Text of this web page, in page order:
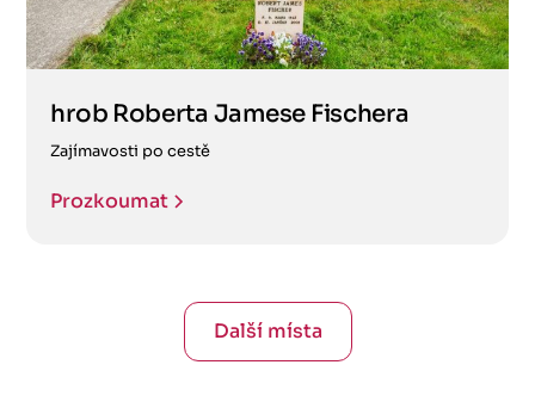
hrob Roberta Jamese Fischera
Zajímavosti po cestě
Prozkoumat
Další místa